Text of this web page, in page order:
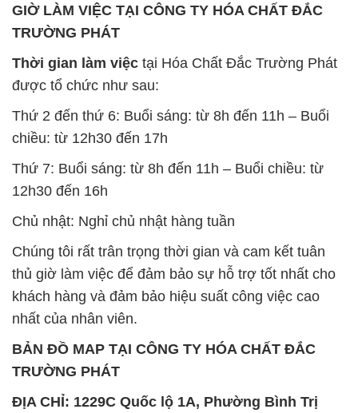
GIỜ LÀM VIỆC TẠI CÔNG TY HÓA CHẤT ĐẮC
TRƯỜNG PHÁT
Thời gian làm việc tại Hóa Chất Đắc Trường Phát
được tổ chức như sau:
Thứ 2 đến thứ 6: Buổi sáng: từ 8h đến 11h – Buổi
chiều: từ 12h30 đến 17h
Thứ 7: Buổi sáng: từ 8h đến 11h – Buổi chiều: từ
12h30 đến 16h
Chủ nhật: Nghỉ chủ nhật hàng tuần
Chúng tôi rất trân trọng thời gian và cam kết tuân
thủ giờ làm việc để đảm bảo sự hỗ trợ tốt nhất cho
khách hàng và đảm bảo hiệu suất công việc cao
nhất của nhân viên.
BẢN ĐỒ MAP TẠI CÔNG TY HÓA CHẤT ĐẮC
TRƯỜNG PHÁT
ĐỊA CHỈ: 1229C Quốc lộ 1A, Phường Bình Trị